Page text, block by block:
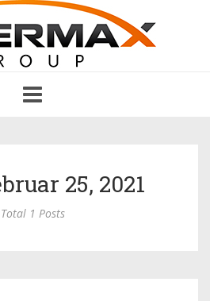
navigation
25, 2021
Total 1 Posts